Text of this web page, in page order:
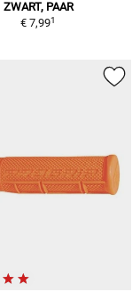
ZWART, PAAR
€ 7,991